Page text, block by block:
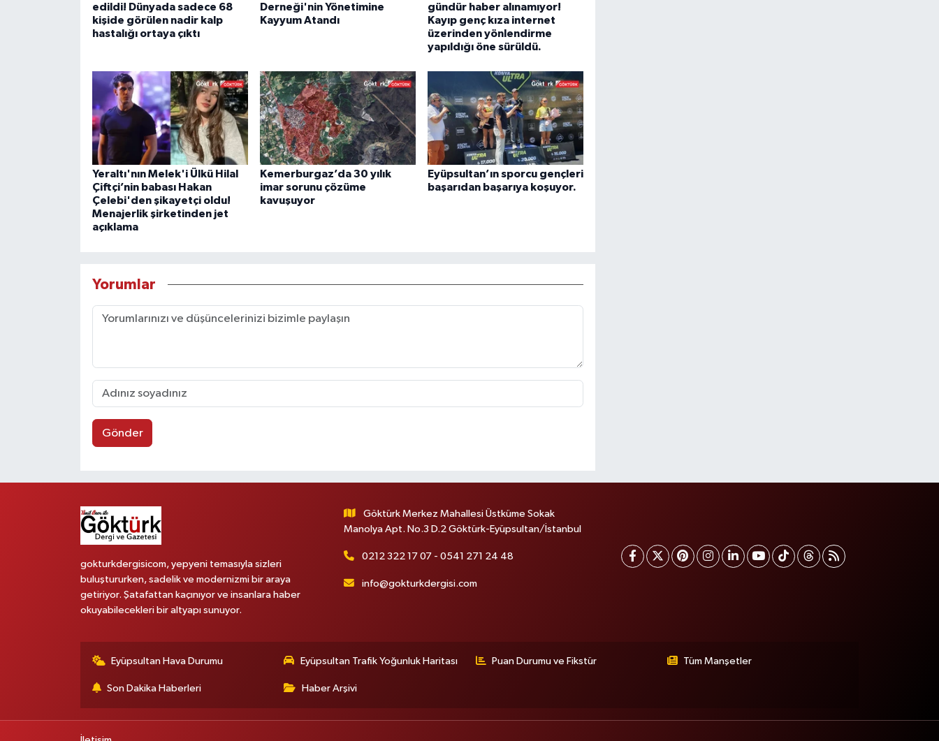
edildi! Dünyada sadece 68
kişide görülen nadir kalp
hastalığı ortaya çıktı
Derneği'nin Yönetimine
Kayyum Atandı
gündür haber alınamıyor!
Kayıp genç kıza internet
üzerinden yönlendirme
yapıldığı öne sürüldü.
Yeraltı'nın Melek'i Ülkü Hilal
Çiftçi’nin babası Hakan
Çelebi'den şikayetçi oldu!
Menajerlik şirketinden jet
açıklama
Kemerburgaz’da 30 yılık
imar sorunu çözüme
kavuşuyor
Eyüpsultan’ın sporcu gençleri
başarıdan başarıya koşuyor.
Yorumlar
Gönder
gokturkdergisicom, yepyeni temasıyla sizleri
buluştururken, sadelik ve modernizmi bir araya
getiriyor. Şatafattan kaçınıyor ve insanlara haber
okuyabilecekleri bir altyapı sunuyor.
Göktürk Merkez Mahallesi Üstküme Sokak
Manolya Apt. No.3 D.2 Göktürk-Eyüpsultan/İstanbul
0212 322 17 07 - 0541 271 24 48
info@gokturkdergisi.com
Eyüpsultan Hava Durumu Eyüpsultan Trafik Yoğunluk Haritası Puan Durumu ve Fikstür Tüm Manşetler
Son Dakika Haberleri Haber Arşivi